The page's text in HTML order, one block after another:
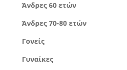
Άνδρες 60 ετών
Άνδρες 70-80 ετών
Γονείς
Γυναίκες